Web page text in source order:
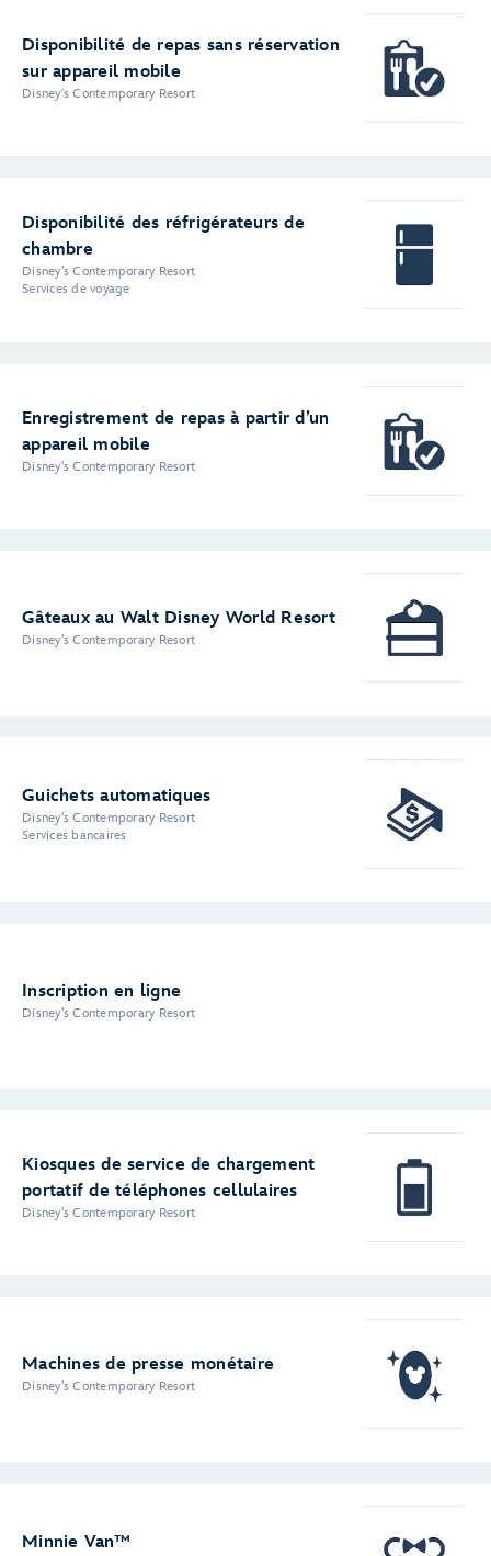
Disponibilité de repas sans réservation
sur appareil mobile
Disney's Contemporary Resort
Disponibilité des réfrigérateurs de
chambre
Disney's Contemporary Resort
Services de voyage
Enregistrement de repas à partir d’un
appareil mobile
Disney's Contemporary Resort
Gâteaux au Walt Disney World Resort
Disney's Contemporary Resort
Guichets automatiques
Disney's Contemporary Resort
Services bancaires
Inscription en ligne
Disney's Contemporary Resort
Kiosques de service de chargement
portatif de téléphones cellulaires
Disney's Contemporary Resort
Machines de presse monétaire
Disney's Contemporary Resort
Minnie Van™